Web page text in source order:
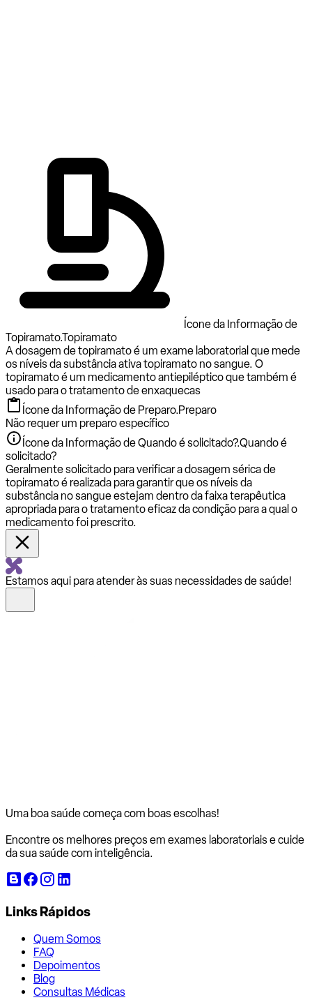
Ícone da Informação de
Topiramato.Topiramato
A dosagem de topiramato é um exame laboratorial que mede
os níveis da substância ativa topiramato no sangue. O
topiramato é um medicamento antiepiléptico que também é
usado para o tratamento de enxaquecas
Ícone da Informação de Preparo.Preparo
Não requer um preparo específico
Ícone da Informação de Quando é solicitado?.Quando é
solicitado?
Geralmente solicitado para verificar a dosagem sérica de
topiramato é realizada para garantir que os níveis da
substância no sangue estejam dentro da faixa terapêutica
apropriada para o tratamento eficaz da condição para a qual o
medicamento foi prescrito.
Estamos aqui para atender às suas necessidades de saúde!
Uma boa saúde começa com boas escolhas!
Encontre os melhores preços em exames laboratoriais e cuide
da sua saúde com inteligência.
Links Rápidos
Quem Somos
FAQ
Depoimentos
Blog
Consultas Médicas